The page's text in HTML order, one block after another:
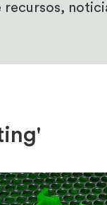
recursos,